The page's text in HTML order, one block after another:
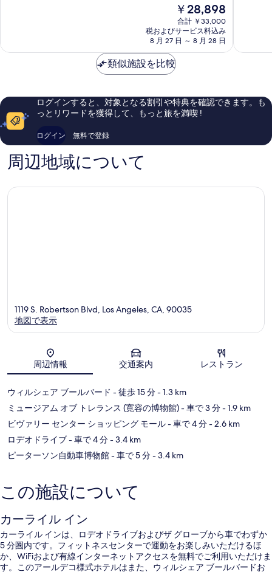
ン
ー
テ
ィ
い、
1,138
件
の
コ
ミ
現
在
の
料
金
は
￥28,898
￥28,898
合計 ￥33,000
税およびサービス料込み
8 月 27 日 ～ 8 月 28 日
ス
ィ
ル
良
ミ
1,012
類似施設を比較
ログインすると、対象となる割引や特典を確認できます。も
っとリワードを獲得して、もっと旅を満喫 !
ログイン 無料で登録
周辺地域について
地図
1119 S. Robertson Blvd, Los Angeles, CA, 90035
地図で表示
周辺情報 交通案内 レストラン
ウィルシェア ブールバード - 徒歩 15 分- 1.3 km
ミュージアム オブ トレランス (寛容の博物館)- 車で 3 分- 1.9 km
ビヴァリー センター ショッピング モール- 車で 4 分- 2.6 km
ロデオドライブ- 車で 4 分- 3.4 km
ピーターソン自動車博物館- 車で 5 分- 3.4 km
この施設について
カーライル イン
カーライル インは、ロデオドライブおよびザ グローブから車でわずか
5 分圏内です。フィットネスセンターで運動をお楽しみいただけるほ
か、WiFiおよび有線インターネットアクセスを無料でご利用いただけま
す。このアールデコ様式ホテルはまた、ウィルシェア ブールバードお